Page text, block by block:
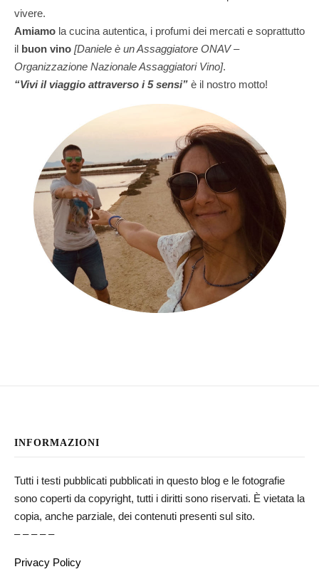
vivere.
Amiamo la cucina autentica, i profumi dei mercati e soprattutto
il buon vino [Daniele è un Assaggiatore ONAV –
Organizzazione Nazionale Assaggiatori Vino].
“Vivi il viaggio attraverso i 5 sensi” è il nostro motto!
INFORMAZIONI
Tutti i testi pubblicati pubblicati in questo blog e le fotografie
sono coperti da copyright, tutti i diritti sono riservati. È vietata la
copia, anche parziale, dei contenuti presenti sul sito.
– – – – –
Privacy Policy